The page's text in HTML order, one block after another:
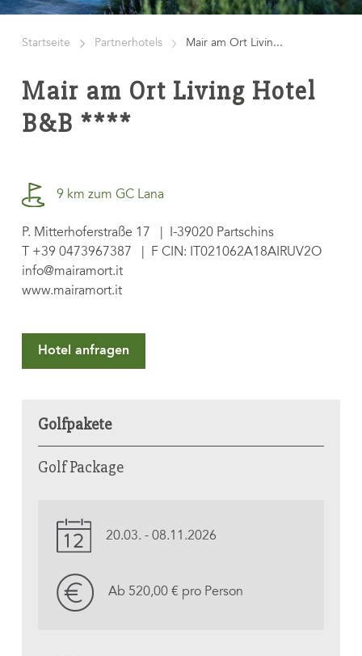
Startseite Partnerhotels Mair am Ort Livin...
Mair am Ort Living Hotel
B&B ****
9 km zum GC Lana
P. Mitterhoferstraße 17 | I-39020 Partschins
T +39 0473967387
| F CIN: IT021062A18AIRUV2O
info@mairamort.it
www.mairamort.it
Hotel anfragen
Golfpakete
Golf Package
20.03. - 08.11.2026
Ab 520,00 € pro Person